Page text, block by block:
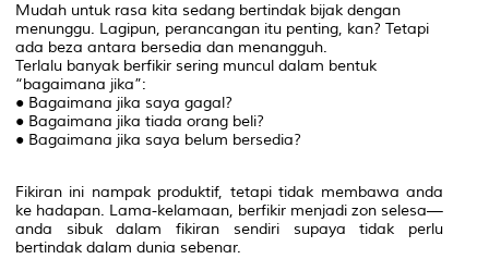
Mudah untuk rasa kita sedang bertindak bijak dengan
menunggu. Lagipun, perancangan itu penting, kan? Tetapi
ada beza antara bersedia dan menangguh.
Terlalu banyak berfikir sering muncul dalam bentuk
“bagaimana jika”:
● Bagaimana jika saya gagal?
● Bagaimana jika tiada orang beli?
● Bagaimana jika saya belum bersedia?
Fikiran ini nampak produktif, tetapi tidak membawa anda
ke hadapan. Lama-kelamaan, berfikir menjadi zon selesa—
anda sibuk dalam fikiran sendiri supaya tidak perlu
bertindak dalam dunia sebenar.